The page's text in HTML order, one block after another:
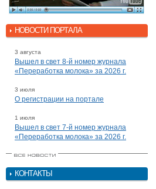
НОВОСТИ ПОРТАЛА
3 августа
Вышел в свет 8-й номер журнала
«Переработка молока» за 2026 г.
3 июля
О регистрации на портале
1 июля
Вышел в свет 7-й номер журнала
«Переработка молока» за 2026 г.
КОНТАКТЫ